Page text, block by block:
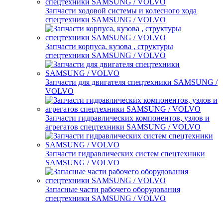
Запчасти ходовой системы и колесного хода
спецтехники SAMSUNG / VOLVO
Запчасти корпуса, кузова , структуры
спецтехники SAMSUNG / VOLVO
Запчасти для двигателя спецтехники SAMSUNG /
VOLVO
Запчасти гидравлических компонентов, узлов и
агрегатов спецтехники SAMSUNG / VOLVO
Запчасти гидравлических систем спецтехники
SAMSUNG / VOLVO
Запасные части рабочего оборудования
спецтехники SAMSUNG / VOLVO